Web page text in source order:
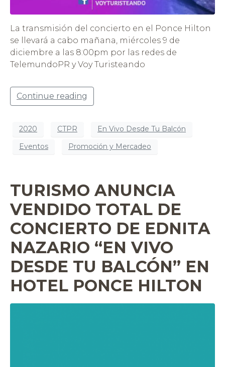
La transmisión del concierto en el Ponce Hilton
se llevará a cabo mañana, miércoles 9 de
diciembre a las 8:00pm por las redes de
TelemundoPR y Voy Turisteando
Continue reading
2020 CTPR
En Vivo Desde Tu Balcón
Eventos
Promoción y Mercadeo
TURISMO ANUNCIA
VENDIDO TOTAL DE
CONCIERTO DE EDNITA
NAZARIO “EN VIVO
DESDE TU BALCÓN” EN
HOTEL PONCE HILTON